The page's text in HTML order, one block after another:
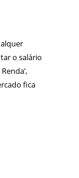
o salário
fica